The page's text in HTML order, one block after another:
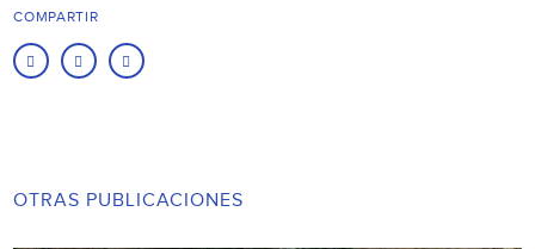
COMPARTIR
OTRAS PUBLICACIONES